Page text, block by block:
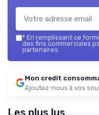
* En remplissant ce
des fins commerciales
partenaires.
Mon credit
Ajoutez-nous à vos
Les plus lus